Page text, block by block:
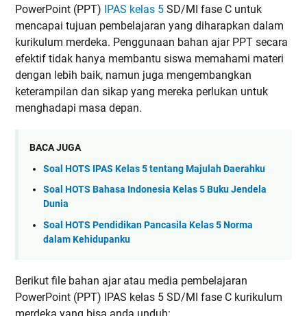
PowerPoint (PPT) IPAS kelas 5 SD/MI fase C untuk
mencapai tujuan pembelajaran yang diharapkan dalam
kurikulum merdeka. Penggunaan bahan ajar PPT secara
efektif tidak hanya membantu siswa memahami materi
dengan lebih baik, namun juga mengembangkan
keterampilan dan sikap yang mereka perlukan untuk
menghadapi masa depan.
BACA JUGA
Soal HOTS IPAS Kelas 5 tentang Majulah Daerahku
Soal HOTS Bahasa Indonesia Kelas 5 Buku Jendela
Dunia
Soal HOTS Pendidikan Pancasila Kelas 5 Norma
dalam Kehidupanku
Berikut file bahan ajar atau media pembelajaran
PowerPoint (PPT) IPAS kelas 5 SD/MI fase C kurikulum